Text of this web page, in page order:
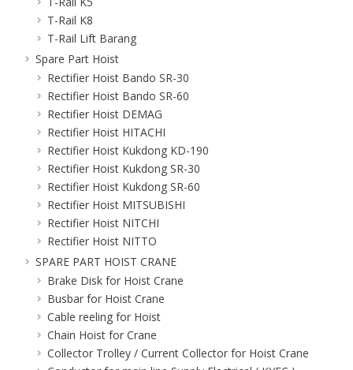
T-Rail K8
T-Rail Lift Barang
Spare Part Hoist
Rectifier Hoist Bando SR-30
Rectifier Hoist Bando SR-60
Rectifier Hoist DEMAG
Rectifier Hoist HITACHI
Rectifier Hoist Kukdong KD-190
Rectifier Hoist Kukdong SR-30
Rectifier Hoist Kukdong SR-60
Rectifier Hoist MITSUBISHI
Rectifier Hoist NITCHI
Rectifier Hoist NITTO
SPARE PART HOIST CRANE
Brake Disk for Hoist Crane
Busbar for Hoist Crane
Cable reeling for Hoist
Chain Hoist for Crane
Collector Trolley / Current Collector for Hoist Crane